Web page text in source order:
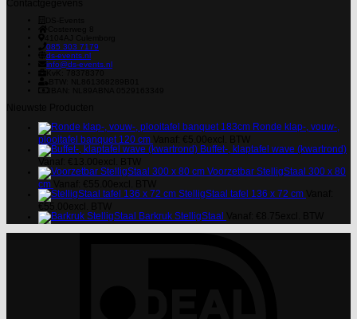
085 303 7179
ds-events.nl
info@ds-events.nl
Ronde klap-, vouw-,
plooitafel banquet 120 cm
Buffet-, klaptafel wave (kwartrond)
Voorzetbar StelligStaal 300 x 80
cm
StelligStaal tafel 136 x 72 cm
Barkruk StelligStaal